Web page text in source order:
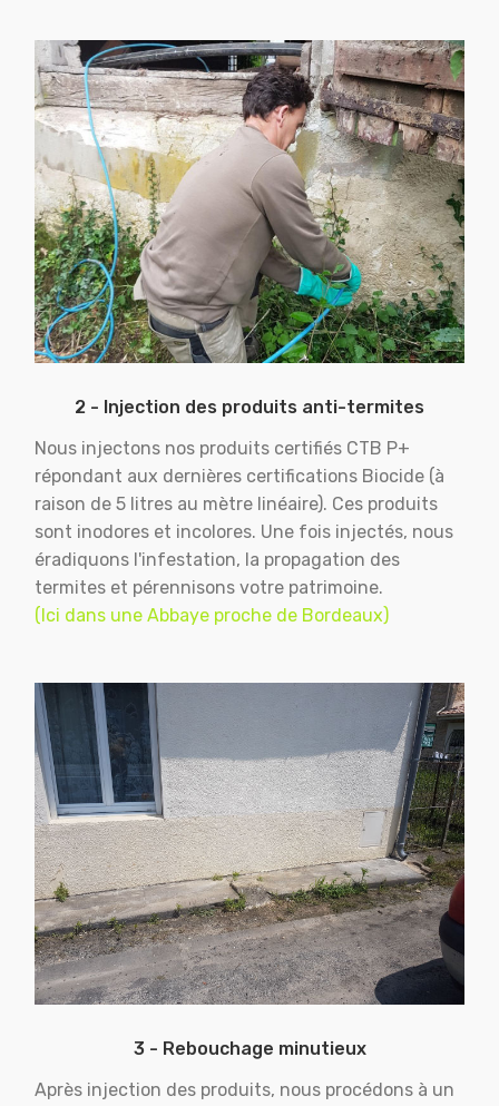
2 - Injection des produits anti-termites
Nous injectons nos produits certifiés CTB P+
répondant aux dernières certifications Biocide (à
raison de 5 litres au mètre linéaire). Ces produits
sont inodores et incolores. Une fois injectés, nous
éradiquons l'infestation, la propagation des
termites et pérennisons votre patrimoine.
(Ici dans une Abbaye proche de Bordeaux)
3 - Rebouchage minutieux
Après injection des produits, nous procédons à un